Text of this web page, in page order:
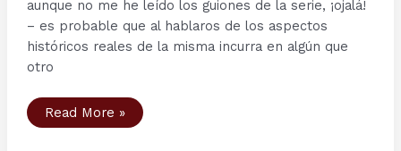
aunque no me he leído los guiones de la serie, ¡ojalá!
– es probable que al hablaros de los aspectos
históricos reales de la misma incurra en algún que
otro
Segunda
Read More »